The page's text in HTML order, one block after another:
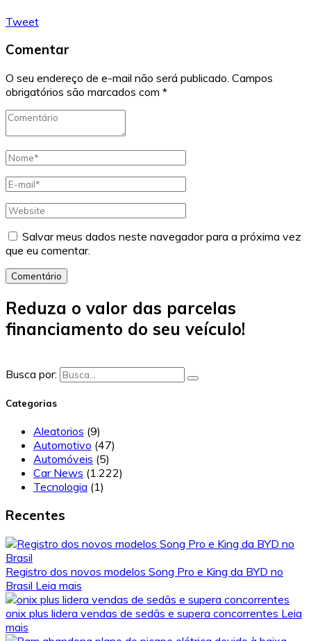
Tweet
Comentar
O seu endereço de e-mail não será publicado. Campos
obrigatórios são marcados com *
Salvar meus dados neste navegador para a próxima vez
que eu comentar.
Comentário
Reduza o valor das parcelas
financiamento do seu veículo!
Busca por:
Categorias
Aleatorios (9)
Automotivo (47)
Automóveis (5)
Car News (1.222)
Tecnologia (1)
Recentes
Registro dos novos modelos Song Pro e King da BYD no
Brasil Leia mais
onix plus lidera vendas de sedãs e supera concorrentes Leia
mais